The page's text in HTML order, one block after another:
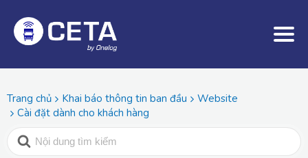
Trang chủ Khai báo thông tin ban đầu
Website
Cài đặt dành cho khách hàng